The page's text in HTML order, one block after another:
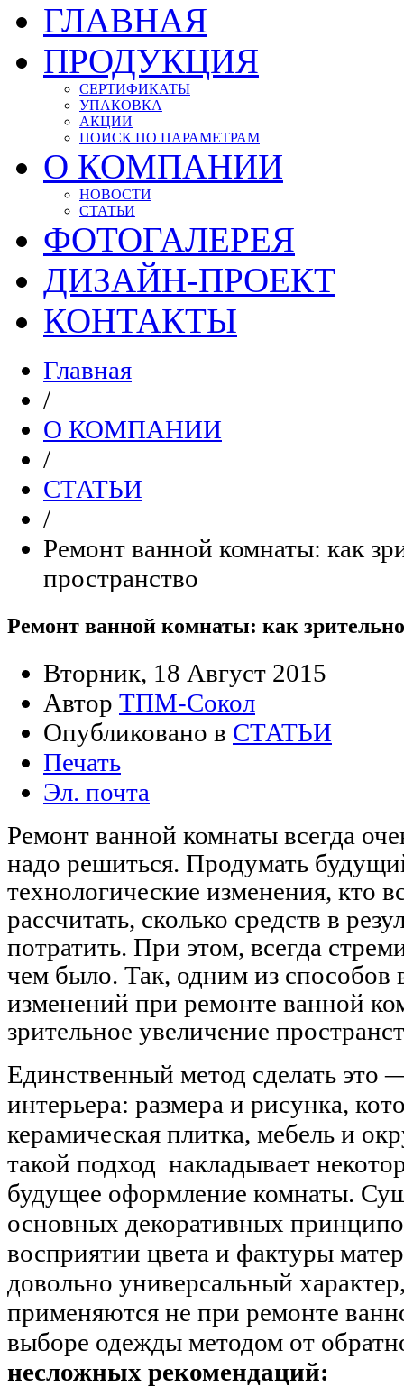
ГЛАВНАЯ
ПРОДУКЦИЯ
СЕРТИФИКАТЫ
УПАКОВКА
АКЦИИ
ПОИСК ПО ПАРАМЕТРАМ
О КОМПАНИИ
НОВОСТИ
СТАТЬИ
ФОТОГАЛЕРЕЯ
ДИЗАЙН-ПРОЕКТ
КОНТАКТЫ
Главная
/
О КОМПАНИИ
/
СТАТЬИ
/
Ремонт ванной комнаты: как
пространство
Ремонт ванной комнаты: как
Вторник, 18 Август 2015
Автор ТПМ-Сокол
Опубликовано в СТАТЬИ
Печать
Эл. почта
Ремонт ванной комнаты всегда
надо решиться. Продумать
технологические изменения, кто
рассчитать, сколько средств в
потратить. При этом, всегда
чем было. Так, одним из способов
изменений при ремонте ванной
зрительное увеличение
Единственный метод сделать это
интерьера: размера и рисунка,
керамическая плитка, мебель и
такой подход накладывает
будущее оформление комнаты.
основных декоративных
восприятии цвета и фактуры
довольно универсальный
применяются не при ремонте
выборе одежды методом от
несложных рекомендаций: